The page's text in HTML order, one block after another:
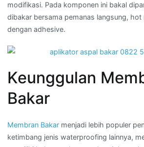
modifikasi. Pada komponen ini bakal
dibakar bersama pemanas langsung, hot
dengan adhesive.
Keunggulan
Bakar
Membran Bakar menjadi lebih populer
ketimbang jenis waterproofing lainnya,